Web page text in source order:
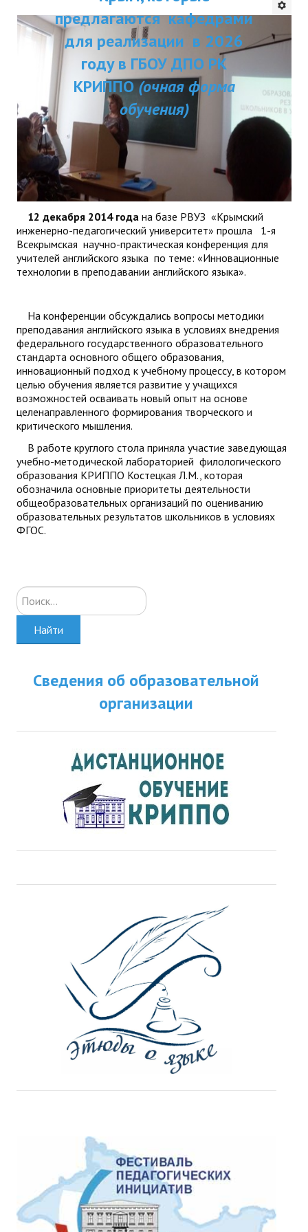
ДПО
Профессиональная переподготовка
Повышение квалификации
КОНТАКТЫ
ДПП ПК:
Актуальное
занятий
предлагаются кафедрами
для реализации в 2026
году в ГБОУ ДПО РК
КРИППО(очная форма
обучения)
12 декабря 2014 года на базе РВУЗ «Крымский
инженерно-педагогический университет» прошла 1-я
Всекрымская научно-практическая конференция для
учителей английского языка по теме: «Инновационные
технологии в преподавании английского языка».
На конференции обсуждались вопросы методики
преподавания английского языка в условиях внедрения
федерального государственного образовательного
стандарта основного общего образования,
инновационный подход к учебному процессу, в котором
целью обучения является развитие у учащихся
возможностей осваивать новый опыт на основе
целенаправленного формирования творческого и
критического мышления.
В работе круглого стола приняла участие заведующая
учебно-методической лабораторией филологического
образования КРИППО Костецкая Л.М., которая
обозначила основные приоритеты деятельности
общеобразовательных организаций по оцениванию
образовательных результатов школьников в условиях
ФГОС.
Искать...
Найти
Сведения об образовательной
организации